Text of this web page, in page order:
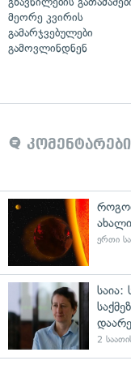
მეორე კვირის
გამარჯვებულები
გამოვლინდნენ
კომენტარები
ერთი
საია:
2